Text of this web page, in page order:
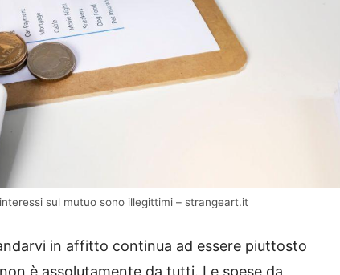
sul mutuo sono illegittimi – strangeart.it
in affitto continua ad essere piuttosto
è assolutamente da tutti. Le spese da